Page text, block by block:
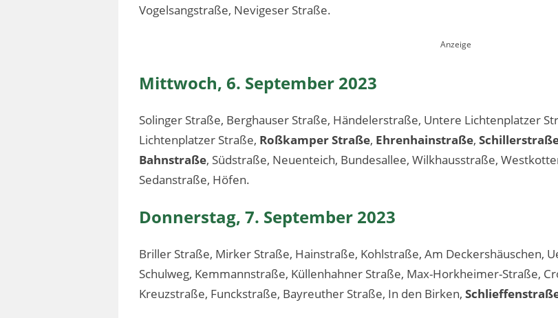
Vogelsangstraße, Nevigeser Straße.
Mittwoch, 6. September 2023
Solinger Straße, Berghauser Straße, Händelerstraße, Untere Lichtenplatzer
Lichtenplatzer Straße, Roßkamper Straße, Ehrenhainstraße,
Bahnstraße, Südstraße, Neuenteich, Bundesallee, Wilkhausstraße,
Sedanstraße, Höfen.
Donnerstag, 7. September 2023
Briller Straße, Mirker Straße, Hainstraße, Kohlstraße, Am Deckershäuschen,
Schulweg, Kemmannstraße, Küllenhahner Straße, Max-Horkheimer-Straße,
Kreuzstraße, Funckstraße, Bayreuther Straße, In den Birken,